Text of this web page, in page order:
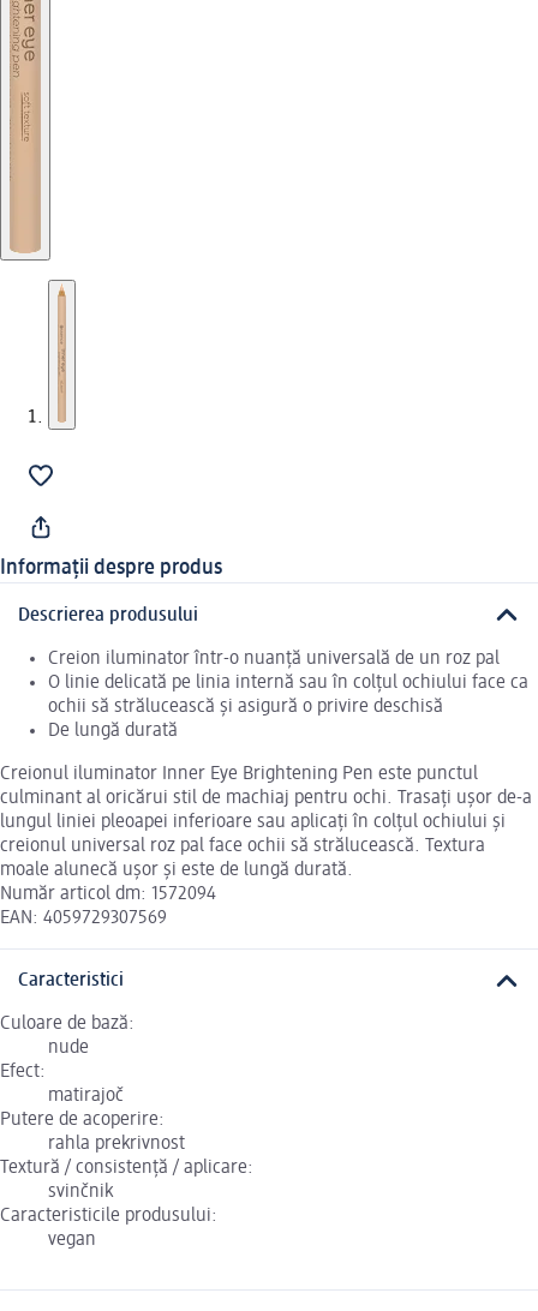
Informații despre produs
Descrierea produsului
Creion iluminator într-o nuanță universală de un roz pal
O linie delicată pe linia internă sau în colțul ochiului face ca
ochii să strălucească și asigură o privire deschisă
De lungă durată
Creionul iluminator Inner Eye Brightening Pen este punctul
culminant al oricărui stil de machiaj pentru ochi. Trasați ușor de-a
lungul liniei pleoapei inferioare sau aplicați în colțul ochiului și
creionul universal roz pal face ochii să strălucească. Textura
moale alunecă ușor și este de lungă durată.
Număr articol dm: 1572094
EAN: 4059729307569
Caracteristici
Culoare de bază:
nude
Efect:
matirajoč
Putere de acoperire:
rahla prekrivnost
Textură / consistență / aplicare:
svinčnik
Caracteristicile produsului:
vegan